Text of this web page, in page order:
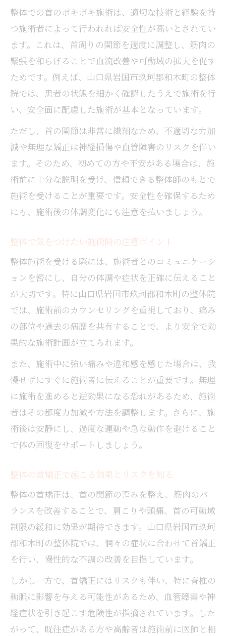
整体での首のボキボキ施術は、適切な技術と経験を持
つ施術者によって行われれば安全性が高いとされてい
ます。これは、首周りの関節を適度に調整し、筋肉の
緊張を和らげることで血流改善や可動域の拡大を促す
ためです。例えば、山口県岩国市玖珂郡和木町の整体
院では、患者の状態を細かく確認したうえで施術を行
い、安全面に配慮した施術が基本となっています。
ただし、首の関節は非常に繊細なため、不適切な力加
減や無理な矯正は神経損傷や血管障害のリスクを伴い
ます。そのため、初めての方や不安がある場合は、施
術前に十分な説明を受け、信頼できる整体師のもとで
施術を受けることが重要です。安全性を確保するため
にも、施術後の体調変化にも注意を払いましょう。
整体で気をつけたい施術時の注意ポイント
整体施術を受ける際には、施術者とのコミュニケーシ
ョンを密にし、自分の体調や症状を正確に伝えること
が大切です。特に山口県岩国市玖珂郡和木町の整体院
では、施術前のカウンセリングを重視しており、痛み
の部位や過去の病歴を共有することで、より安全で効
果的な施術計画が立てられます。
また、施術中に強い痛みや違和感を感じた場合は、我
慢せずにすぐに施術者に伝えることが重要です。無理
に施術を進めると逆効果になる恐れがあるため、施術
者はその都度力加減や方法を調整します。さらに、施
術後は安静にし、過度な運動や急な動作を避けること
で体の回復をサポートしましょう。
整体の首矯正で起こる効果とリスクを知る
整体の首矯正は、首の関節の歪みを整え、筋肉のバ
ランスを改善することで、肩こりや頭痛、首の可動域
制限の緩和に効果が期待できます。山口県岩国市玖珂
郡和木町の整体院では、個々の症状に合わせて首矯正
を行い、慢性的な不調の改善を目指しています。
しかし一方で、首矯正にはリスクも伴い、特に脊椎の
動脈に影響を与える可能性があるため、血管障害や神
経症状を引き起こす危険性が指摘されています。した
がって、既往症がある方や高齢者は施術前に医師と相